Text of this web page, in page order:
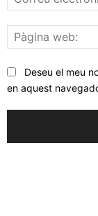
Deseu el meu
en aquest